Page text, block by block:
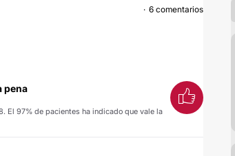
6 comentarios
pena
El 97% de pacientes ha indicado que vale la